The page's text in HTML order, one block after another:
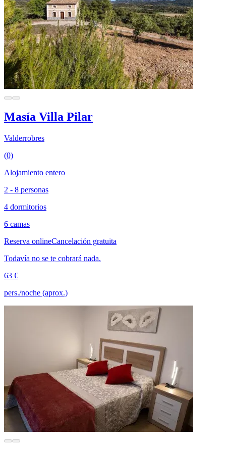
Masía Villa Pilar
Valderrobres
(0)
Alojamiento entero
2 - 8 personas
4 dormitorios
6 camas
Reserva onlineCancelación gratuita
Todavía no se te cobrará nada.
63 €
pers./noche (aprox.)